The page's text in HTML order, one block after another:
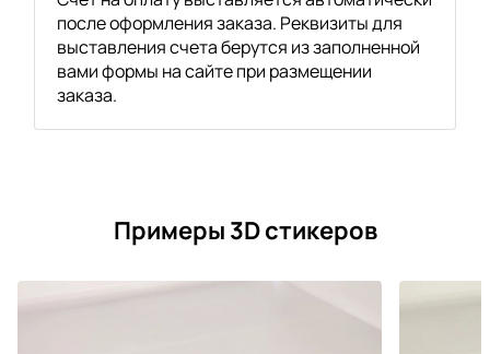
после оформления заказа. Реквизиты для
выставления счета берутся из заполненной
вами формы на сайте при размещении
заказа.
Примеры 3D стикеров